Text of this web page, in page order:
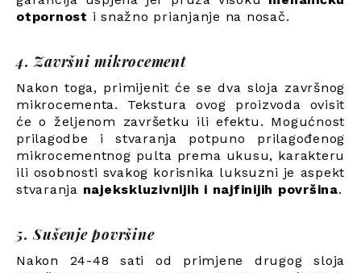
otpornost i snažno prianjanje na nosač.
4. Završni mikrocement
Nakon toga, primijenit će se dva sloja završnog
mikrocementa. Tekstura ovog proizvoda ovisit
će o željenom završetku ili efektu. Mogućnost
prilagodbe i stvaranja potpuno prilagođenog
mikrocementnog pulta prema ukusu, karakteru
ili osobnosti svakog korisnika luksuzni je aspekt
stvaranja najekskluzivnijih i najfinijih površina.
5. Sušenje površine
Nakon 24-48 sati od primjene drugog sloja